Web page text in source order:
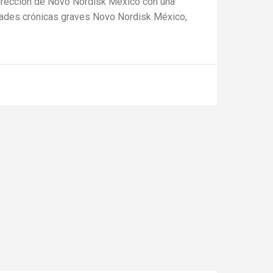
crónicas graves Novo Nordisk México,